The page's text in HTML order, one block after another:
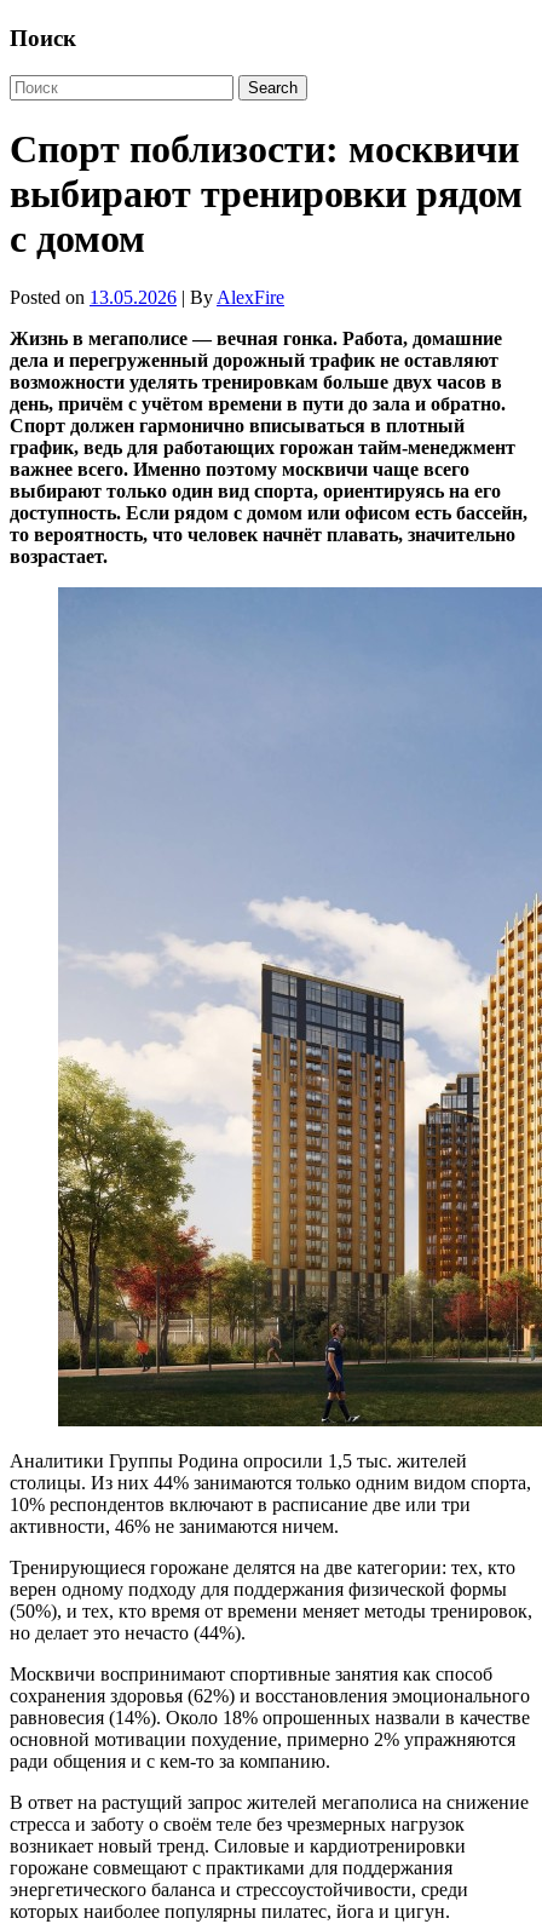
Поиск
Спорт поблизости: москвичи
выбирают тренировки рядом
с домом
Posted on 13.05.2026 | By AlexFire
Жизнь в мегаполисе — вечная гонка. Работа, домашние
дела и перегруженный дорожный трафик не оставляют
возможности уделять тренировкам больше двух часов в
день, причём с учётом времени в пути до зала и обратно.
Спорт должен гармонично вписываться в плотный
график, ведь для работающих горожан тайм-менеджмент
важнее всего. Именно поэтому москвичи чаще всего
выбирают только один вид спорта, ориентируясь на его
доступность. Если рядом с домом или офисом есть бассейн,
то вероятность, что человек начнёт плавать, значительно
возрастает.
Аналитики Группы Родина опросили 1,5 тыс. жителей
столицы. Из них 44% занимаются только одним видом спорта,
10% респондентов включают в расписание две или три
активности, 46% не занимаются ничем.
Тренирующиеся горожане делятся на две категории: тех, кто
верен одному подходу для поддержания физической формы
(50%), и тех, кто время от времени меняет методы тренировок,
но делает это нечасто (44%).
Москвичи воспринимают спортивные занятия как способ
сохранения здоровья (62%) и восстановления эмоционального
равновесия (14%). Около 18% опрошенных назвали в качестве
основной мотивации похудение, примерно 2% упражняются
ради общения и с кем-то за компанию.
В ответ на растущий запрос жителей мегаполиса на снижение
стресса и заботу о своём теле без чрезмерных нагрузок
возникает новый тренд. Силовые и кардиотренировки
горожане совмещают с практиками для поддержания
энергетического баланса и стрессоустойчивости, среди
которых наиболее популярны пилатес, йога и цигун.